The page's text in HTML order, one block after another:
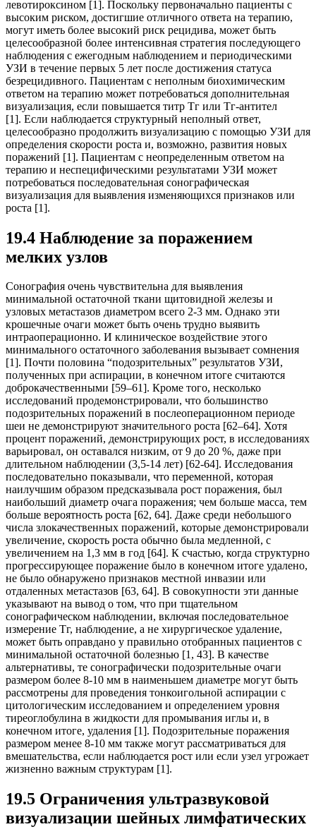
левотироксином [1]. Поскольку первоначально пациенты с
высоким риском, достигшие отличного ответа на терапию,
могут иметь более высокий риск рецидива, может быть
целесообразной более интенсивная стратегия последующего
наблюдения с ежегодным наблюдением и периодическими
УЗИ в течение первых 5 лет после достижения статуса
безрецидивного. Пациентам с неполным биохимическим
ответом на терапию может потребоваться дополнительная
визуализация, если повышается титр Тг или Тг-антител
[1]. Если наблюдается структурный неполный ответ,
целесообразно продолжить визуализацию с помощью УЗИ для
определения скорости роста и, возможно, развития новых
поражений [1]. Пациентам с неопределенным ответом на
терапию и неспецифическими результатами УЗИ может
потребоваться последовательная сонографическая
визуализация для выявления изменяющихся признаков или
роста [1].
19.4 Наблюдение за поражением
мелких узлов
Сонография очень чувствительна для выявления
минимальной остаточной ткани щитовидной железы и
узловых метастазов диаметром всего 2-3 мм. Однако эти
крошечные очаги может быть очень трудно выявить
интраоперационно. И клиническое воздействие этого
минимального остаточного заболевания вызывает сомнения
[1]. Почти половина “подозрительных” результатов УЗИ,
полученных при аспирации, в конечном итоге считаются
доброкачественными [59–61]. Кроме того, несколько
исследований продемонстрировали, что большинство
подозрительных поражений в послеоперационном периоде
шеи не демонстрируют значительного роста [62–64]. Хотя
процент поражений, демонстрирующих рост, в исследованиях
варьировал, он оставался низким, от 9 до 20 %, даже при
длительном наблюдении (3,5-14 лет) [62-64]. Исследования
последовательно показывали, что переменной, которая
наилучшим образом предсказывала рост поражения, был
наибольший диаметр очага поражения; чем больше масса, тем
больше вероятность роста [62, 64]. Даже среди небольшого
числа злокачественных поражений, которые демонстрировали
увеличение, скорость роста обычно была медленной, с
увеличением на 1,3 мм в год [64]. К счастью, когда структурно
прогрессирующее поражение было в конечном итоге удалено,
не было обнаружено признаков местной инвазии или
отдаленных метастазов [63, 64]. В совокупности эти данные
указывают на вывод о том, что при тщательном
сонографическом наблюдении, включая последовательное
измерение Тг, наблюдение, а не хирургическое удаление,
может быть оправдано у правильно отобранных пациентов с
минимальной остаточной болезнью [1, 43]. В качестве
альтернативы, те сонографически подозрительные очаги
размером более 8-10 мм в наименьшем диаметре могут быть
рассмотрены для проведения тонкоигольной аспирации с
цитологическим исследованием и определением уровня
тиреоглобулина в жидкости для промывания иглы и, в
конечном итоге, удаления [1]. Подозрительные поражения
размером менее 8-10 мм также могут рассматриваться для
вмешательства, если наблюдается рост или если узел угрожает
жизненно важным структурам [1].
19.5 Ограничения ультразвуковой
визуализации шейных лимфатических